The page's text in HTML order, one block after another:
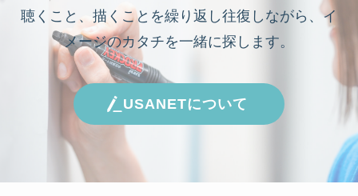
聴くこと、描くことを繰り返し往復しながら、イ
メージのカタチを一緒に探します。
USANETについて